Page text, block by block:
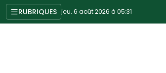
RUBRIQUES jeu. 6 août 2026 à 05:31